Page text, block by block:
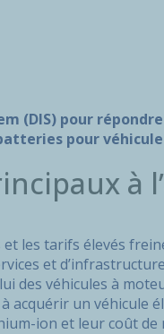
(DIS) pour
pour véhicule
à
les tarifs élevés
et
des véhicules à
un véhicule
ion et leur coût de